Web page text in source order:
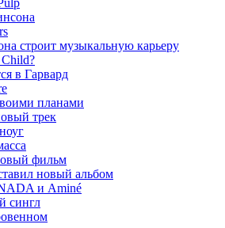
строит музыкальную карьеру
в Гарвард
планами
трек
фильм
новый альбом
и Aminé
сингл